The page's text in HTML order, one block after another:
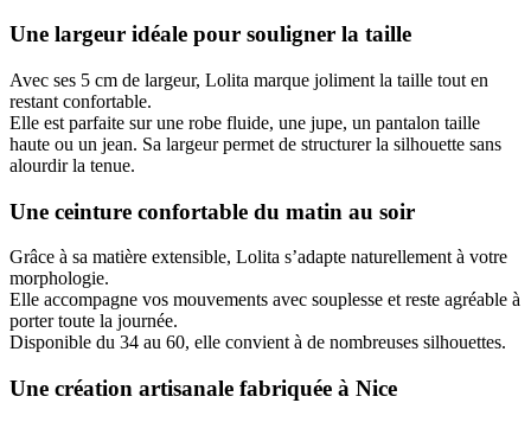
Une largeur idéale pour souligner la taille
Avec ses 5 cm de largeur, Lolita marque joliment la taille tout en
restant confortable.
Elle est parfaite sur une robe fluide, une jupe, un pantalon taille
haute ou un jean. Sa largeur permet de structurer la silhouette sans
alourdir la tenue.
Une ceinture confortable du matin au soir
Grâce à sa matière extensible, Lolita s’adapte naturellement à votre
morphologie.
Elle accompagne vos mouvements avec souplesse et reste agréable à
porter toute la journée.
Disponible du 34 au 60, elle convient à de nombreuses silhouettes.
Une création artisanale fabriquée à Nice